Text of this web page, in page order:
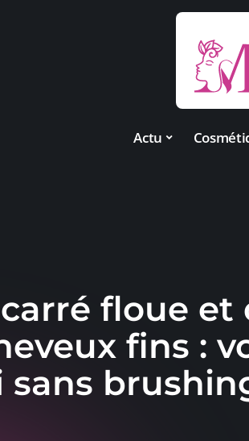
Actu
floue et
fins :
sans